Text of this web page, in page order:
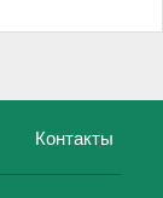
Контакты